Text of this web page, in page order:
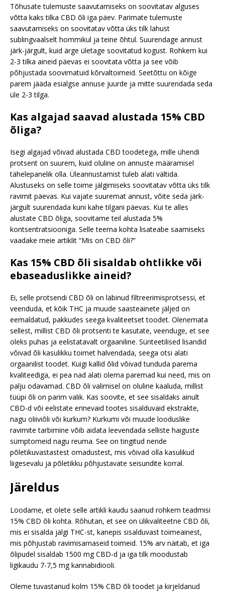
Tõhusate tulemuste saavutamiseks on soovitatav alguses
võtta kaks tilka CBD õli iga päev. Parimate tulemuste
saavutamiseks on soovitatav võtta üks tilk lahust
sublingvaalselt hommikul ja teine õhtul. Suurendage annust
järk-järgult, kuid ärge ületage soovitatud kogust. Rohkem kui
2-3 tilka aineid päevas ei soovitata võtta ja see võib
põhjustada soovimatuid kõrvaltoimeid. Seetõttu on kõige
parem jääda esialgse annuse juurde ja mitte suurendada seda
üle 2-3 tilga.
Kas algajad saavad alustada 15% CBD
õliga?
Isegi algajad võivad alustada CBD toodetega, mille ühendi
protsent on suurem, kuid oluline on annuste määramisel
tähelepanelik olla. Üleannustamist tuleb alati vältida.
Alustuseks on selle toime jälgimiseks soovitatav võtta üks tilk
ravimit päevas. Kui vajate suuremat annust, võite seda järk-
järgult suurendada kuni kahe tilgani päevas. Kui te alles
alustate CBD õliga, soovitame teil alustada 5%
kontsentratsiooniga. Selle teema kohta lisateabe saamiseks
vaadake meie artiklit “Mis on CBD õli?”
Kas 15% CBD õli sisaldab ohtlikke või
ebaseaduslikke aineid?
Ei, selle protsendi CBD õli on läbinud filtreerimisprotsessi, et
veenduda, et kõik THC ja muude saasteainete jäljed on
eemaldatud, pakkudes seega kvaliteetset toodet. Olenemata
sellest, millist CBD õli protsenti te kasutate, veenduge, et see
oleks puhas ja eelistatavalt orgaaniline. Sünteetilised lisandid
võivad õli kasulikku toimet halvendada, seega otsi alati
orgaanilist toodet. Kuigi kallid õlid võivad tunduda parema
kvaliteediga, ei pea nad alati olema paremad kui need, mis on
palju odavamad. CBD õli valimisel on oluline kaaluda, millist
tüüpi õli on parim valik. Kas soovite, et see sisaldaks ainult
CBD-d või eelistate erinevaid tootes sisalduvaid ekstrakte,
nagu oliiviõli või kurkum? Kurkumi või muude looduslike
ravimite tarbimine võib aidata leevendada selliste haiguste
sümptomeid nagu reuma. See on tingitud nende
põletikuvastastest omadustest, mis võivad olla kasulikud
liigesevalu ja põletikku põhjustavate seisundite korral.
Järeldus
Loodame, et olete selle artikli kaudu saanud rohkem teadmisi
15% CBD õli kohta. Rõhutan, et see on ülikvaliteetne CBD õli,
mis ei sisalda jälgi THC-st, kanepis sisalduvast toimeainest,
mis põhjustab ravimisarnaseid toimeid. 15% arv näitab, et iga
õlipudel sisaldab 1500 mg CBD-d ja iga tilk moodustab
ligikaudu 7-7,5 mg kannabidiooli.
Oleme tuvastanud kolm 15% CBD õli toodet ja kirjeldanud